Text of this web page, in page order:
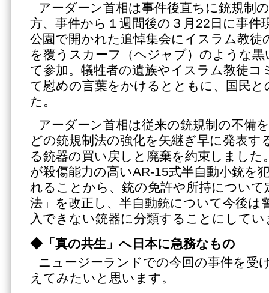
アーダーン首相は事件後直ちに銃規制
方、事件から１週間後の３月22日に事件
公園で開かれた追悼集会にイスラム教徒
を覆うスカーフ（ヘジャブ）のような
て参加。犠牲者の遺族やイスラム教徒コ
て慰めの言葉をかけるとともに、国民
た。
アーダーン首相は従来の銃規制の不備
どの銃規制法の強化を矢継ぎ早に発表す
る銃器の買い戻しと廃棄を約束しました
が殺傷能力の高いAR-15式半自動小銃を
れることから、銃の免許や所持について
法」を改正し、半自動銃について今後は
入できない銃器に分類することにしてい
◆「真の共生」へ日本に急務なもの
ニュージーランドでの今回の事件を受
えてみたいと思います。